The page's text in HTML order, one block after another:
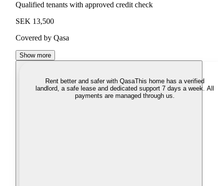
Qualified tenants with approved credit check
SEK 13,500
Covered by Qasa
Show more
Rent better and safer with QasaThis home has a verified
landlord, a safe lease and dedicated support 7 days a week. All
payments are managed through us.